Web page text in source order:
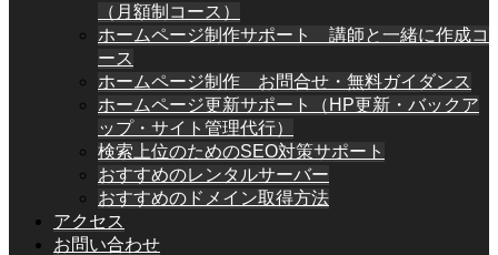
（月額制コース）
ホームページ制作サポート 講師と一緒に作成コ
ース
ホームページ制作 お問合せ・無料ガイダンス
ホームページ更新サポート（HP更新・バックア
ップ・サイト管理代行）
検索上位のためのSEO対策サポート
おすすめのレンタルサーバー
おすすめのドメイン取得方法
アクセス
お問い合わせ